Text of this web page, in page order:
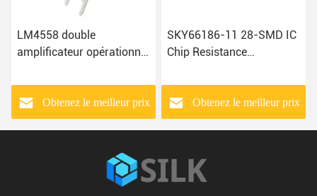
LM4558 double
amplificateur opérationnel
Audio Applications
Obtenez le meilleur prix
SKY66186-11 28-SMD IC
Chip Resistance
Filters actif
Obtenez le meilleur prix